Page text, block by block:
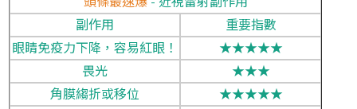
副作用
重要指數
眼睛免疫力下降，容易紅眼！
★★★★★
畏光
★★★
角膜縐折或移位
★★★★★